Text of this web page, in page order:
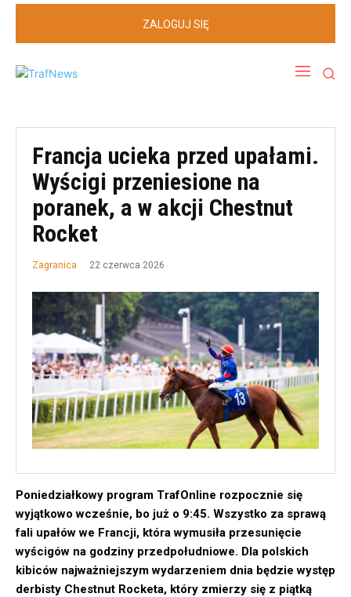
ZALOGUJ SIĘ
Francja ucieka przed upałami.
Wyścigi przeniesione na
poranek, a w akcji Chestnut
Rocket
Zagranica 22 czerwca 2026
Poniedziałkowy program TrafOnline rozpocznie się
wyjątkowo wcześnie, bo już o 9:45. Wszystko za sprawą
fali upałów we Francji, która wymusiła przesunięcie
wyścigów na godziny przedpołudniowe. Dla polskich
kibiców najważniejszym wydarzeniem dnia będzie występ
derbisty Chestnut Rocketa, który zmierzy się z piątką